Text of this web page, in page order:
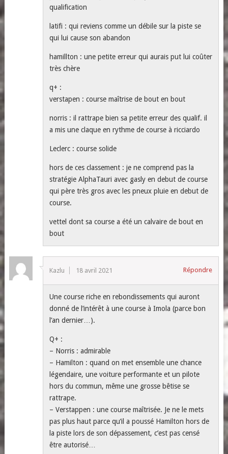
qualification
latifi : qui reviens comme un débile sur la piste se
qui lui cause son abandon
hamillton : une petite erreur qui aurais put lui coûter
très chère
q+ :
verstapen : course maîtrise de bout en bout
norris : il rattrape bien sa petite erreur des qualif. il
a mis une claque en rythme de course à ricciardo
Leclerc : course solide
hors de ces classement : je ne comprend pas la
stratégie AlphaTauri avec gasly en debut de course
qui père très gros avec les pneux pluie en debut de
course.
vettel dont sa course a été un calvaire de bout en
bout
Kazlu 18 avril 2021 Répondre
Une course riche en rebondissements qui auront
donné de l’intérêt à une course à Imola (parce bon
l’an dernier…).
Q+ :
– Norris : admirable
– Hamilton : quand on met ensemble une chance
légendaire, une voiture performante et un pilote
hors du commun, même une grosse bêtise se
rattrape.
– Verstappen : une course maîtrisée. Je ne le mets
pas plus haut parce qu’il a poussé Hamilton hors de
la piste lors de son dépassement, c’est pas censé
être autorisé…